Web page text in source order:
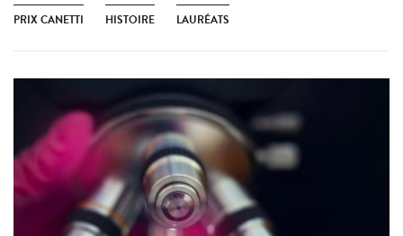
PRIX CANETTI HISTOIRE LAURÉATS